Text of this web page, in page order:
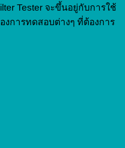
Tester จะขึ้นอยู่กับการใช้
งการทดสอบต่างๆ ที่ต้องการ